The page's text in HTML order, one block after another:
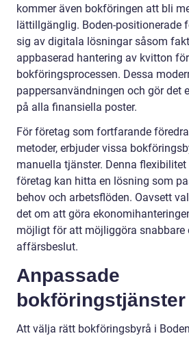
kommer även bokföringen att bli
lättillgänglig. Boden-positionerade
sig av digitala lösningar såsom
appbaserad hantering av kvitton
bokföringsprocessen. Dessa
pappersanvändningen och gör det
på alla finansiella poster.
För företag som fortfarande
metoder, erbjuder vissa
manuella tjänster. Denna
företag kan hitta en lösning som
behov och arbetsflöden. Oavsett
det om att göra
möjligt för att möjliggöra snabbare
affärsbeslut.
Anpassade
Att välja rätt bokföringsbyrå i